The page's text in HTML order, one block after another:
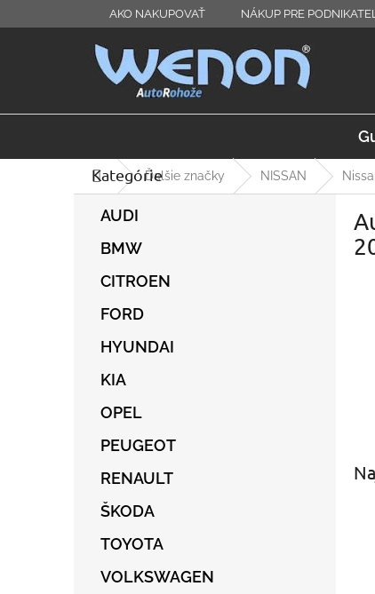
AKO NAKUPOVAŤ NÁKUP PRE
DomovĎalšie značky NISSAN
Preskočiť
kategórie
Kategórie
AUDI
BMW
CITROEN
FORD
HYUNDAI
KIA
OPEL
PEUGEOT
RENAULT
ŠKODA
TOYOTA
VOLKSWAGEN